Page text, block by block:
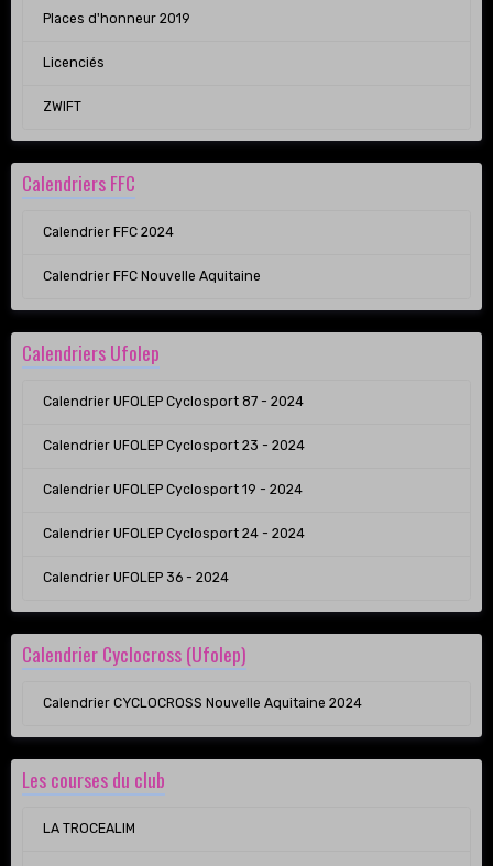
Places d'honneur 2019
Licenciés
ZWIFT
Calendriers FFC
Calendrier FFC 2024
Calendrier FFC Nouvelle Aquitaine
Calendriers Ufolep
Calendrier UFOLEP Cyclosport 87 - 2024
Calendrier UFOLEP Cyclosport 23 - 2024
Calendrier UFOLEP Cyclosport 19 - 2024
Calendrier UFOLEP Cyclosport 24 - 2024
Calendrier UFOLEP 36 - 2024
Calendrier Cyclocross (Ufolep)
Calendrier CYCLOCROSS Nouvelle Aquitaine 2024
Les courses du club
LA TROCEALIM